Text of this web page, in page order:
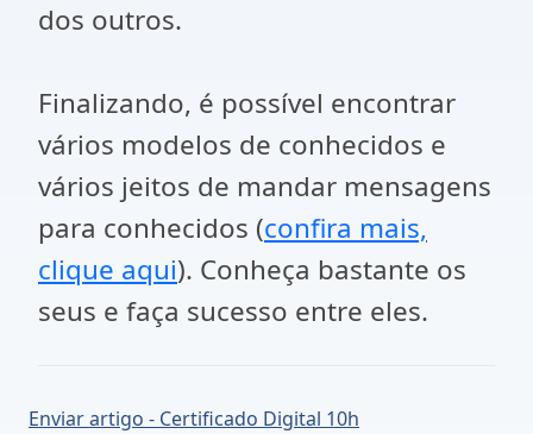
dos outros.
Finalizando, é possível encontrar
vários modelos de conhecidos e
vários jeitos de mandar mensagens
para conhecidos (confira mais,
clique aqui). Conheça bastante os
seus e faça sucesso entre eles.
Enviar artigo - Certificado Digital 10h